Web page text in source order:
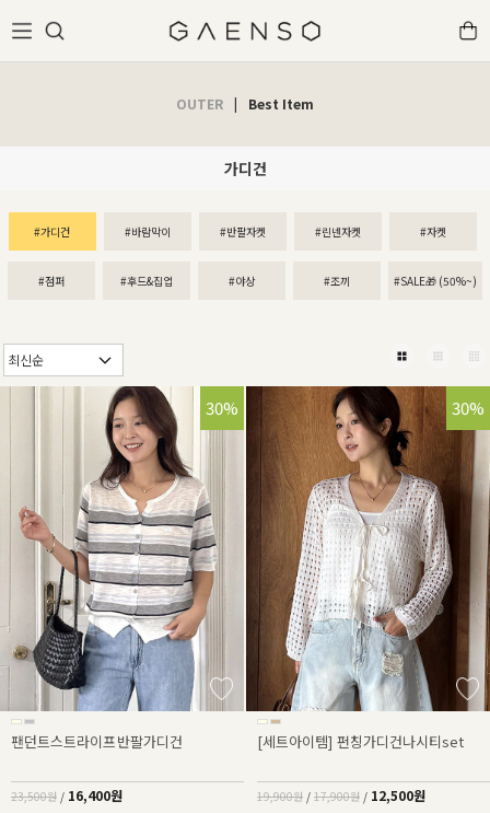
OUTER | Best Item
가디건
#가디건 #바람막이 #반팔자켓 #린넨자켓 #자켓
#점퍼 #후드&집업 #야상 #조끼 #SALE🎁 (50%~)
30%
팬던트스트라이프반팔가디건
23,500원 / 16,400원
37%
30%
[세트아이템] 펀칭가디건나시티set
19,900원 / 17,900원 / 12,500원